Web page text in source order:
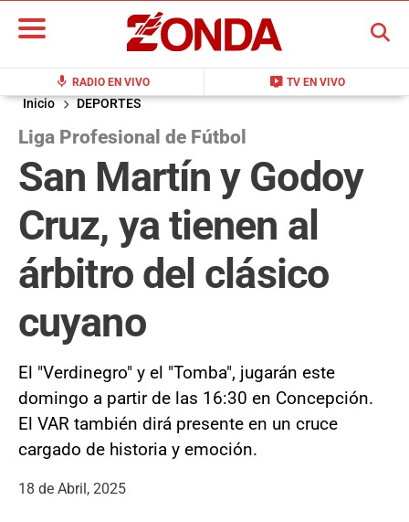
mic RADIO EN VIVO live_tv TV EN VIVO
BUSCAR
Inicio DEPORTES
Liga Profesional de Fútbol
San Martín y Godoy
Cruz, ya tienen al
árbitro del clásico
cuyano
El "Verdinegro" y el "Tomba", jugarán este
domingo a partir de las 16:30 en Concepción.
El VAR también dirá presente en un cruce
cargado de historia y emoción.
18 de Abril, 2025